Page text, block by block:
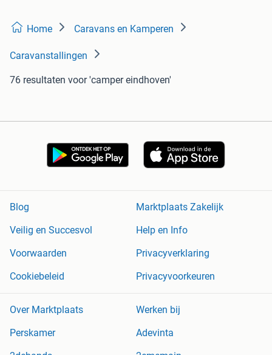
Home Caravans en Kamperen
Caravanstallingen
76 resultaten voor 'camper eindhoven'
Blog
Marktplaats Zakelijk
Veilig en Succesvol
Help en Info
Voorwaarden
Privacyverklaring
Cookiebeleid
Privacyvoorkeuren
Over Marktplaats
Werken bij
Perskamer
Adevinta